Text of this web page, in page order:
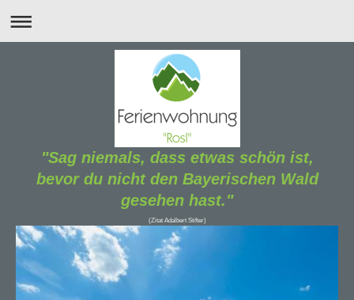
"Sag niemals, dass etwas schön ist,
bevor du nicht den Bayerischen Wald
gesehen hast."
(Zitat Adalbert Stifter)